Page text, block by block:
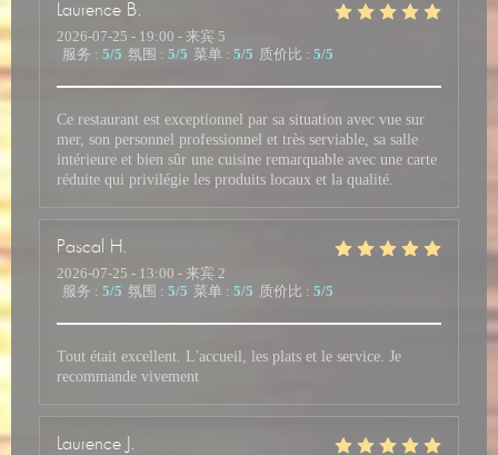
Laurence B
2026-07-25 - 19:00 - 来宾 5
服务 : 5/5 氛围 : 5/5 菜单 : 5/5 质价比 : 5/5
Ce restaurant est exceptionnel par sa situation avec vue sur
mer, son personnel professionnel et très serviable, sa salle
intérieure et bien sûr une cuisine remarquable avec une carte
réduite qui privilégie les produits locaux et la qualité.
Pascal H
2026-07-25 - 13:00 - 来宾 2
服务 : 5/5 氛围 : 5/5 菜单 : 5/5 质价比 : 5/5
Tout était excellent. L'accueil, les plats et le service. Je
recommande vivement
Laurence